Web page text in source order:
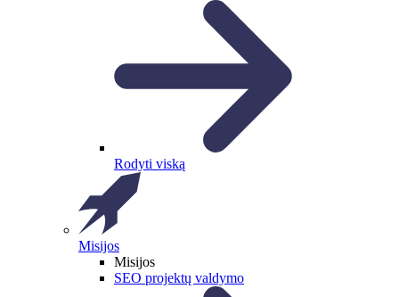
Rodyti viską
Misijos
Misijos
SEO projektų valdymo